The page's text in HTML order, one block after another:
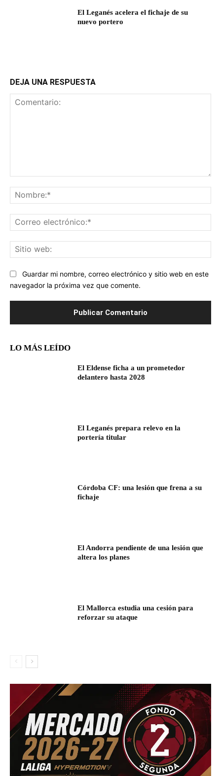
El Leganés acelera el fichaje de su
nuevo portero
DEJA UNA RESPUESTA
Guardar mi nombre, correo electrónico y sitio web en este
navegador la próxima vez que comente.
LO MÁS LEÍDO
El Eldense ficha a un prometedor
delantero hasta 2028
El Leganés prepara relevo en la
portería titular
Córdoba CF: una lesión que frena a su
fichaje
El Andorra pendiente de una lesión que
altera los planes
El Mallorca estudia una cesión para
reforzar su ataque